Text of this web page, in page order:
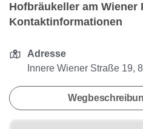
Hofbräukeller am Wiener
Kontaktinformationen
Adresse
Innere Wiener Straße 19,